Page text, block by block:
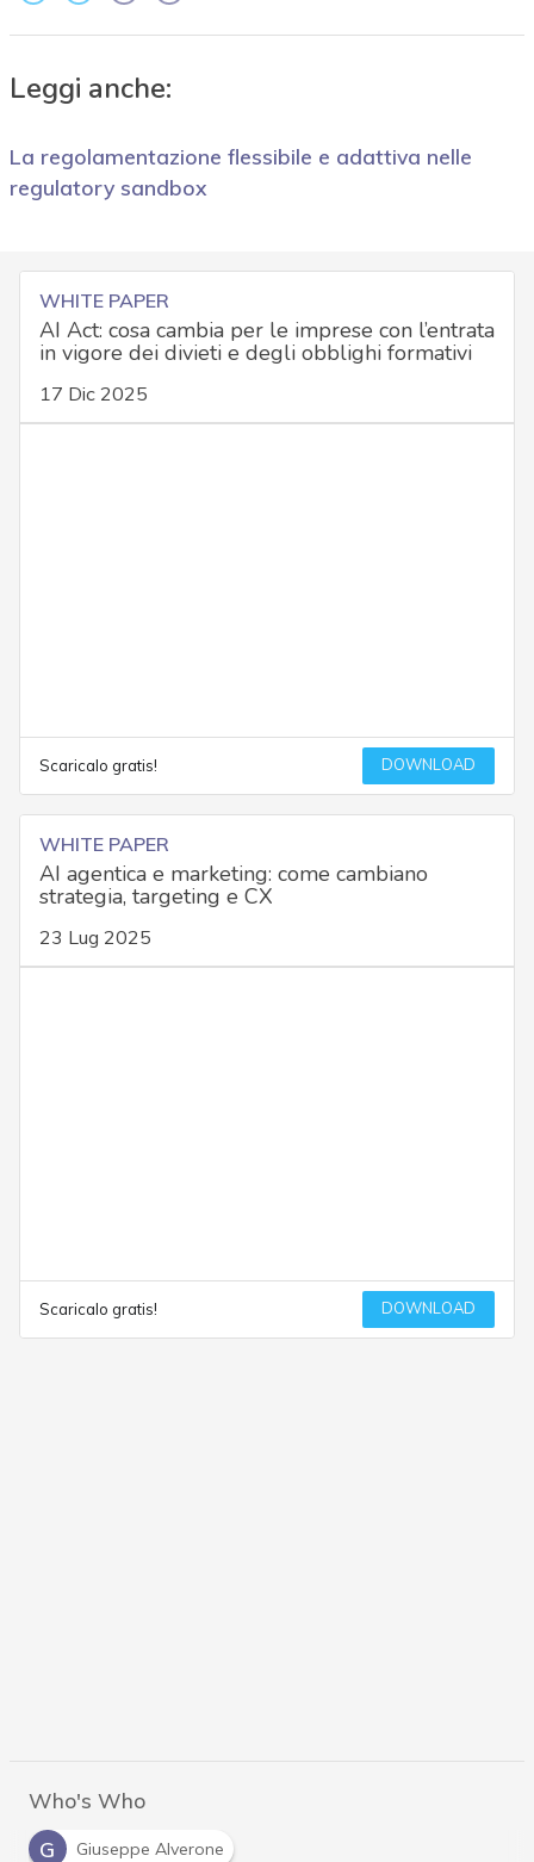
Leggi anche:
La regolamentazione flessibile e adattiva nelle
regulatory sandbox
WHITE PAPER
AI Act: cosa cambia per le imprese con l’entrata
in vigore dei divieti e degli obblighi formativi
17 Dic 2025
Scaricalo gratis! DOWNLOAD
WHITE PAPER
AI agentica e marketing: come cambiano
strategia, targeting e CX
23 Lug 2025
Scaricalo gratis! DOWNLOAD
Who's Who
G
Giuseppe Alverone